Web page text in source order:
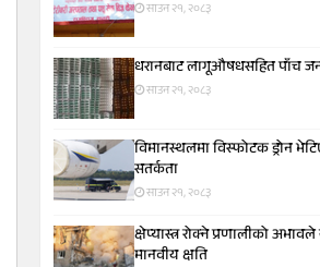
साउन २१, २०८३
धरानबाट लागूऔषधसहित पाँच
साउन २१, २०८३
विमानस्थलमा विस्फोटक ड्रोन
सतर्कता
साउन २१, २०८३
क्षेप्यास्त्र रोक्ने प्रणालीको
मानवीय क्षति